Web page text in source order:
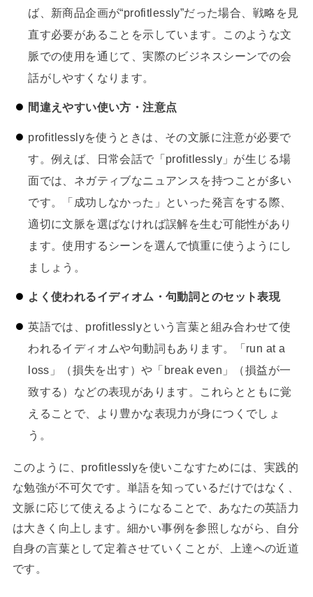
ば、新商品企画が“profitlessly”だった場合、戦略を見
直す必要があることを示しています。このような文
脈での使用を通じて、実際のビジネスシーンでの会
話がしやすくなります。
間違えやすい使い方・注意点
profitlesslyを使うときは、その文脈に注意が必要で
す。例えば、日常会話で「profitlessly」が生じる場
面では、ネガティブなニュアンスを持つことが多い
です。「成功しなかった」といった発言をする際、
適切に文脈を選ばなければ誤解を生む可能性があり
ます。使用するシーンを選んで慎重に使うようにし
ましょう。
よく使われるイディオム・句動詞とのセット表現
英語では、profitlesslyという言葉と組み合わせて使
われるイディオムや句動詞もあります。「run at a
loss」（損失を出す）や「break even」（損益が一
致する）などの表現があります。これらとともに覚
えることで、より豊かな表現力が身につくでしょ
う。
このように、profitlesslyを使いこなすためには、実践的
な勉強が不可欠です。単語を知っているだけではなく、
文脈に応じて使えるようになることで、あなたの英語力
は大きく向上します。細かい事例を参照しながら、自分
自身の言葉として定着させていくことが、上達への近道
です。